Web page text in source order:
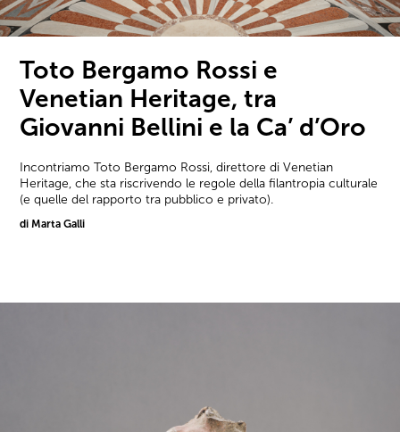
Toto Bergamo Rossi e
Venetian Heritage, tra
Giovanni Bellini e la Ca’ d’Oro
Incontriamo Toto Bergamo Rossi, direttore di Venetian
Heritage, che sta riscrivendo le regole della filantropia culturale
(e quelle del rapporto tra pubblico e privato).
di Marta Galli